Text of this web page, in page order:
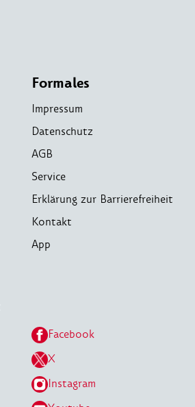
Formales
Impressum
Datenschutz
AGB
Service
Erklärung zur Barrierefreiheit
Kontakt
App
Facebook
X
Instagram